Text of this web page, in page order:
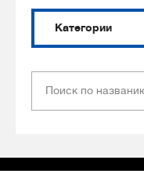
Категории